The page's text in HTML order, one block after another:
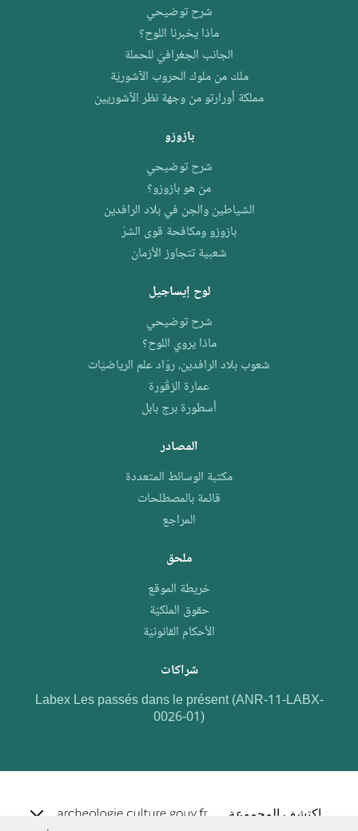
شرح توضيحي
ماذا يخبرنا اللوح؟
الجانب الجغرافيّ للحملة
ملك من ملوك الحروب الآشوريّة
مملكة أورارتو من وجهة نظر الآشوريين
بازوزو
شرح توضيحي
من هو بازوزو؟
الشياطين والجن في بلاد الرافدين
بازوزو ومكافحة قوى الشرّ
شعبية تتجاوز الأزمان
لوح إيساجيل
شرح توضيحي
ماذا يروي اللوح؟
شعوب بلاد الرافدين، روّاد علم الرياضيّات
عمارة الزقّورة
أسطورة برج بابل
المصادر
مكتبة الوسائط المتعددة
قائمة بالمصطلحات
المراجع
ملحق
خريطة الموقع
حقوق الملكيّة
الأحكام القانونيّة
شراكات
Labex Les passés dans le présent (ANR-11-LABX-
0026-01)
اكتشف المجموعة